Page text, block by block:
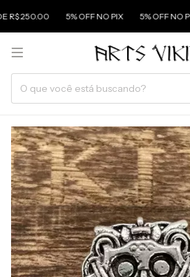
R$ 250.00 5% OFF NO PIX 5% OFF NO PIX